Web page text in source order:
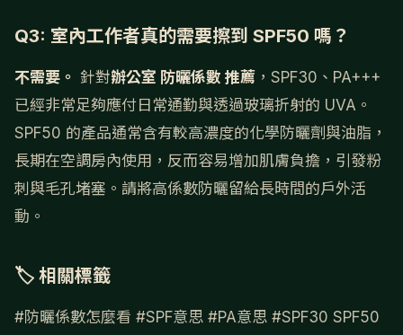
Q3: 室內工作者真的需要擦到 SPF50 嗎？
不需要。 針對辦公室 防曬係數 推薦 ，SPF30、PA+++
已經非常足夠應付日常通勤與透過玻璃折射的 UVA。
SPF50 的產品通常含有較高濃度的化學防曬劑與油脂，
長期在空調房內使用，反而容易增加肌膚負擔，引發粉
刺與毛孔堵塞。請將高係數防曬留給長時間的戶外活
動。
🏷 相關標籤
#防曬係數怎麼看 #SPF意思 #PA意思 #SPF30 SPF50